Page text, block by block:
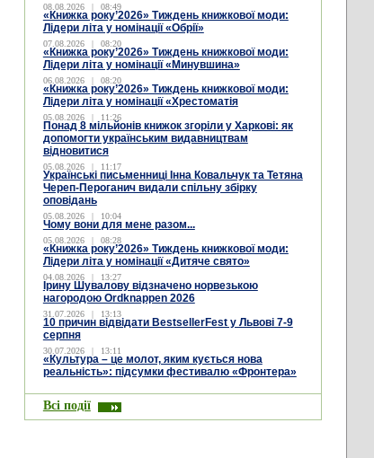
08.08.2026 | 08:49
«Книжка року’2026» Тиждень книжкової моди:
Лідери літа у номінації «Обрії»
07.08.2026 | 08:20
«Книжка року’2026» Тиждень книжкової моди:
Лідери літа у номінації «Минувшина»
06.08.2026 | 08:20
«Книжка року’2026» Тиждень книжкової моди:
Лідери літа у номінації «Хрестоматія
05.08.2026 | 11:26
Понад 8 мільйонів книжок згоріли у Харкові: як
допомогти українським видавництвам
відновитися
05.08.2026 | 11:17
Українські письменниці Інна Ковальчук та Тетяна
Череп-Пероганич видали спільну збірку
оповідань
05.08.2026 | 10:04
Чому вони для мене разом...
05.08.2026 | 08:28
«Книжка року’2026» Тиждень книжкової моди:
Лідери літа у номінації «Дитяче свято»
04.08.2026 | 13:27
Ірину Шувалову відзначено норвезькою
нагородою Ordknappen 2026
31.07.2026 | 13:13
10 причин відвідати BestsellerFest у Львові 7-9
серпня
30.07.2026 | 13:11
«Культура – це молот, яким кується нова
реальність»: підсумки фестивалю «Фронтера»
Всі події